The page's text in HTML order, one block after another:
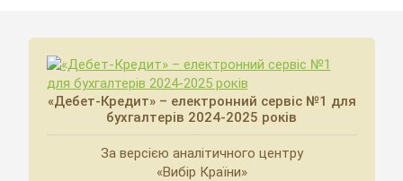
«Дебет-Кредит» – електронний сервіс №1 для
бухгалтерів 2024-2025 років
За версією аналітичного центру
«Вибір Країни»